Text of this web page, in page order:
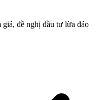
đề nghị đầu tư lừa đảo